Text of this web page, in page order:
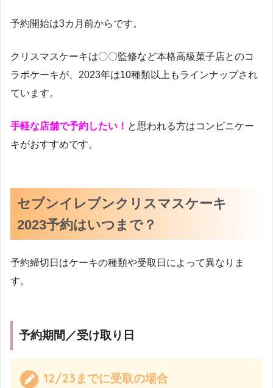
予約開始は3カ月前からです。
クリスマスケーキは〇〇監修など本格高級菓子店とのコ
ラボケーキが、2023年は10種類以上もラインナップされ
ています。
手軽な店舗で予約したい！ と思われる方はコンビニケー
キがおすすめです。
セブンイレブンクリスマスケーキ
2023予約はいつまで？
予約締切日はケーキの種類や受取日によって異なりま
す。
予約期間／受け取り日
12/23までに受取の場合